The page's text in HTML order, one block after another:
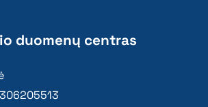
duomenų centras